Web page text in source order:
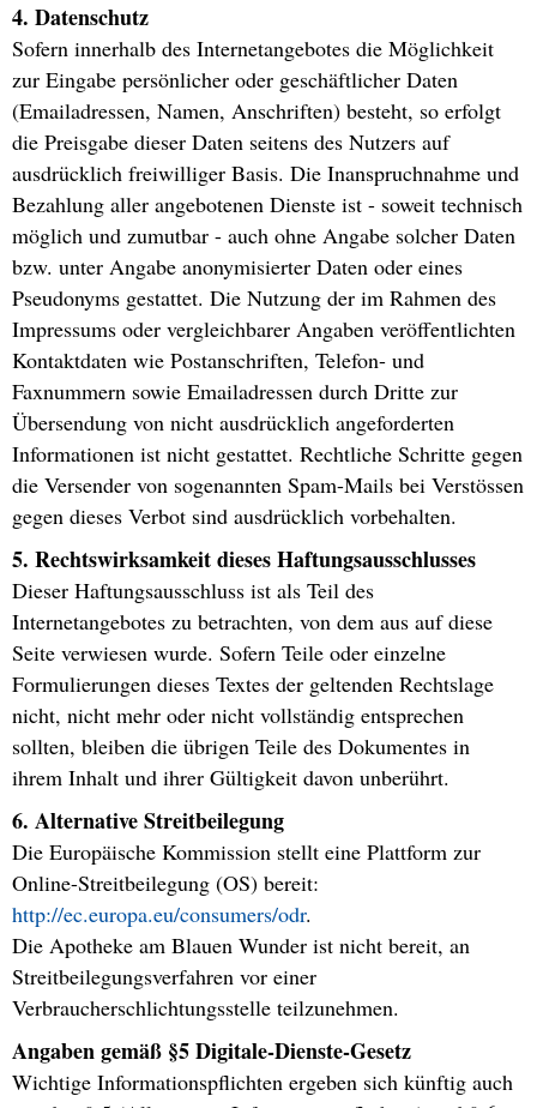
4. Datenschutz
Sofern innerhalb des Internetangebotes die Möglichkeit
zur Eingabe persönlicher oder geschäftlicher Daten
(Emailadressen, Namen, Anschriften) besteht, so erfolgt
die Preisgabe dieser Daten seitens des Nutzers auf
ausdrücklich freiwilliger Basis. Die Inanspruchnahme und
Bezahlung aller angebotenen Dienste ist - soweit technisch
möglich und zumutbar - auch ohne Angabe solcher Daten
bzw. unter Angabe anonymisierter Daten oder eines
Pseudonyms gestattet. Die Nutzung der im Rahmen des
Impressums oder vergleichbarer Angaben veröffentlichten
Kontaktdaten wie Postanschriften, Telefon- und
Faxnummern sowie Emailadressen durch Dritte zur
Übersendung von nicht ausdrücklich angeforderten
Informationen ist nicht gestattet. Rechtliche Schritte gegen
die Versender von sogenannten Spam-Mails bei Verstössen
gegen dieses Verbot sind ausdrücklich vorbehalten.
5. Rechtswirksamkeit dieses Haftungsausschlusses
Dieser Haftungsausschluss ist als Teil des
Internetangebotes zu betrachten, von dem aus auf diese
Seite verwiesen wurde. Sofern Teile oder einzelne
Formulierungen dieses Textes der geltenden Rechtslage
nicht, nicht mehr oder nicht vollständig entsprechen
sollten, bleiben die übrigen Teile des Dokumentes in
ihrem Inhalt und ihrer Gültigkeit davon unberührt.
6. Alternative Streitbeilegung
Die Europäische Kommission stellt eine Plattform zur
Online-Streitbeilegung (OS) bereit:
http://ec.europa.eu/consumers/odr.
Die Apotheke am Blauen Wunder ist nicht bereit, an
Streitbeilegungsverfahren vor einer
Verbraucherschlichtungsstelle teilzunehmen.
Angaben gemäß §5 Digitale-Dienste-Gesetz
Wichtige Informationspflichten ergeben sich künftig auch